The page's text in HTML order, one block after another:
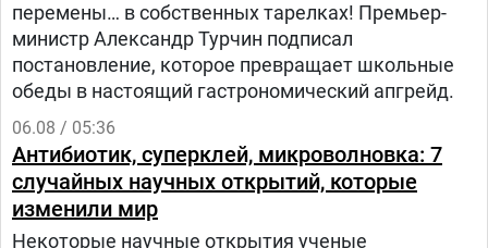
перемены… в собственных тарелках! Премьер-
министр Александр Турчин подписал
постановление, которое превращает школьные
обеды в настоящий гастрономический апгрейд.
06.08 / 05:36
Антибиотик, суперклей, микроволновка: 7
случайных научных открытий, которые
изменили мир
Некоторые научные открытия ученые